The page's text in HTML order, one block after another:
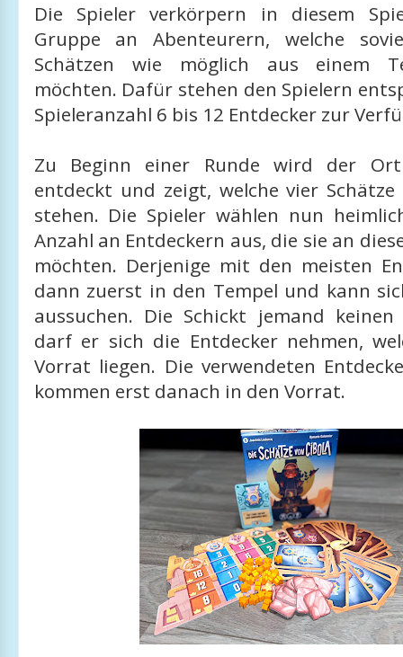
Die Spieler verkörpern in diesem
Gruppe an Abenteurern, welche
Schätzen wie möglich aus einem
möchten. Dafür stehen den Spielern
Spieleranzahl 6 bis 12 Entdecker zur
Zu Beginn einer Runde wird der
entdeckt und zeigt, welche vier
stehen. Die Spieler wählen nun
Anzahl an Entdeckern aus, die sie an
möchten. Derjenige mit den meisten
dann zuerst in den Tempel und kann
aussuchen. Die Schickt jemand keinen
darf er sich die Entdecker nehmen,
Vorrat liegen. Die verwendeten
kommen erst danach in den Vorrat.